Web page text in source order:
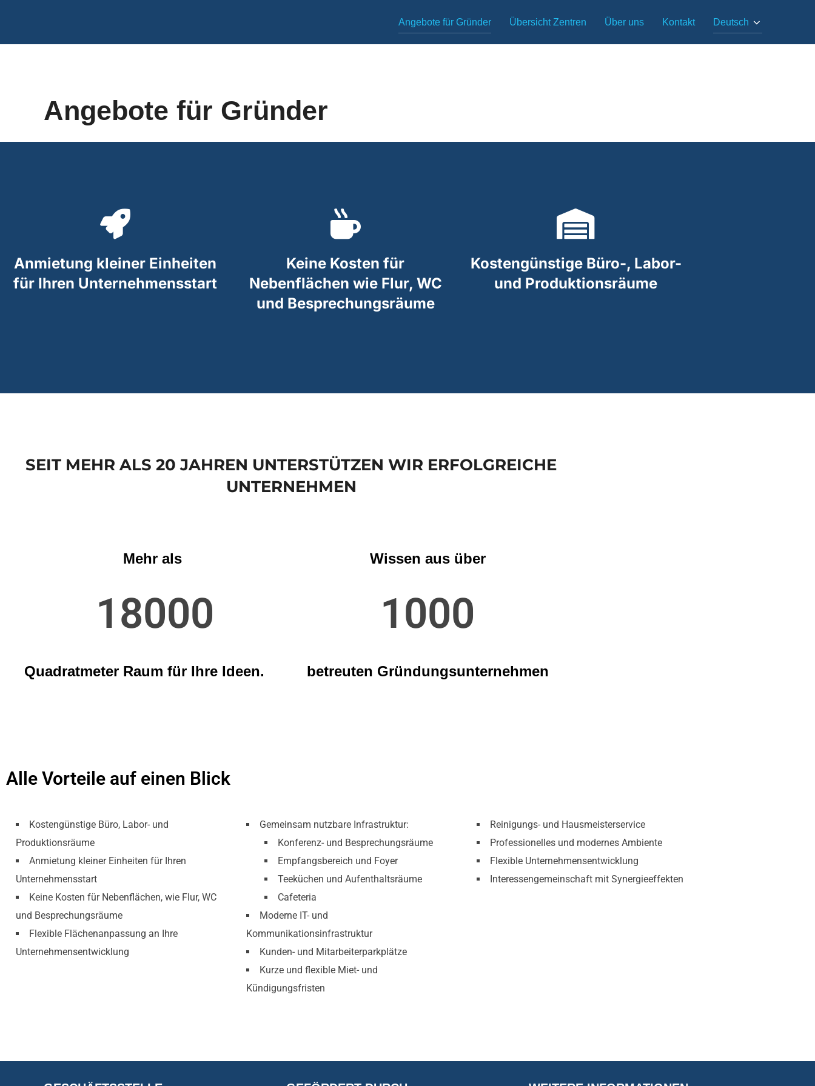
Angebote für Gründer Übersicht Zentren Über uns Kontakt Deutsch
Angebote für Gründer
Anmietung kleiner Einheiten
für Ihren Unternehmensstart
Keine Kosten für
Nebenflächen wie Flur, WC
und Besprechungsräume
Kostengünstige Büro-, Labor-
und Produktionsräume
SEIT MEHR ALS 20 JAHREN UNTERSTÜTZEN WIR ERFOLGREICHE
UNTERNEHMEN
Mehr als
18000
Quadratmeter Raum für Ihre Ideen.
Wissen aus über
1000
betreuten Gründungsunternehmen
Alle Vorteile auf einen Blick
Kostengünstige Büro, Labor- und
Produktionsräume
Anmietung kleiner Einheiten für Ihren
Unternehmensstart
Keine Kosten für Nebenflächen, wie Flur, WC
und Besprechungsräume
Flexible Flächenanpassung an Ihre
Unternehmensentwicklung
Gemeinsam nutzbare Infrastruktur:
Konferenz- und Besprechungsräume
Empfangsbereich und Foyer
Teeküchen und Aufenthaltsräume
Cafeteria
Moderne IT- und
Kommunikationsinfrastruktur
Kunden- und Mitarbeiterparkplätze
Kurze und flexible Miet- und
Kündigungsfristen
Reinigungs- und Hausmeisterservice
Professionelles und modernes Ambiente
Flexible Unternehmensentwicklung
Interessengemeinschaft mit Synergieeffekten